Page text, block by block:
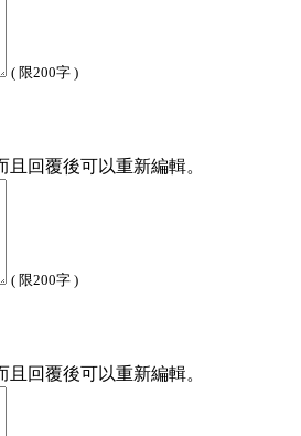
( 限200字 )
回覆後可以重新編輯。
( 限200字 )
回覆後可以重新編輯。